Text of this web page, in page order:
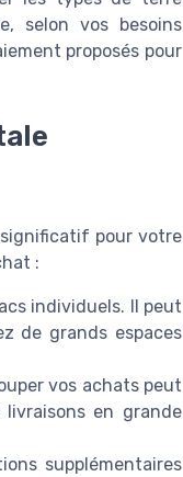
selon vos besoins
proposés pour
pour votre
:
individuels. Il peut
de grands espaces
vos achats peut
en grande
supplémentaires